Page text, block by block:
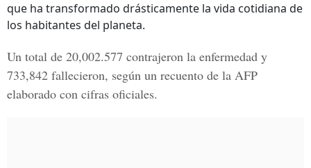
que ha transformado drásticamente la vida cotidiana de
los habitantes del planeta.
Un total de 20,002.577 contrajeron la enfermedad y
733,842 fallecieron, según un recuento de la AFP
elaborado con cifras oficiales.